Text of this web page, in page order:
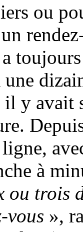
ou
y avait
à
ou trois
vous »,